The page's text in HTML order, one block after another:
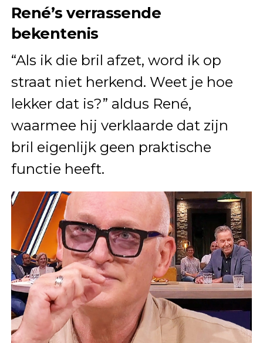
René’s verrassende
bekentenis
“Als ik die bril afzet, word ik op
straat niet herkend. Weet je hoe
lekker dat is?” aldus René,
waarmee hij verklaarde dat zijn
bril eigenlijk geen praktische
functie heeft.